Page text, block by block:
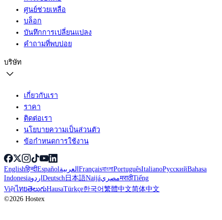
ศูนย์ช่วยเหลือ
บล็อก
บันทึกการเปลี่ยนแปลง
คำถามที่พบบ่อย
บริษัท
เกี่ยวกับเรา
ราคา
ติดต่อเรา
นโยบายความเป็นส่วนตัว
ข้อกำหนดการใช้งาน
Englishहिन्दीEspañolالعربيةFrançaisবাংলাPortuguêsItalianoРусскийBahasa
IndonesiaاردوDeutsch日本語NaijáمصريमराठीTiếng
ViệtไทยతెలుగుHausaTürkçe한국어繁體中文简体中文
©2026 Hostex